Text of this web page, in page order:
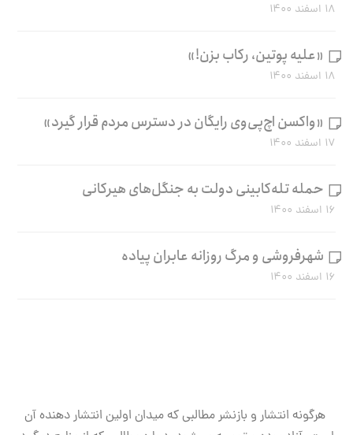
۱۸ اسفند ۱۴۰۰
«علیه پوتین، رکاب بزن!»
۱۸ اسفند ۱۴۰۰
«واکسن اچ‌پی‌وی رایگان در دسترس مردم قرار گیرد»
۱۷ اسفند ۱۴۰۰
حمله تله‌کابینی دولت به جنگل‌های هیرکانی
۱۶ اسفند ۱۴۰۰
شهرفروشی و مرگ روزانه عابران پیاده
۱۶ اسفند ۱۴۰۰
هرگونه انتشار و بازنشر مطالبی که میدان اولین انتشار دهنده آن